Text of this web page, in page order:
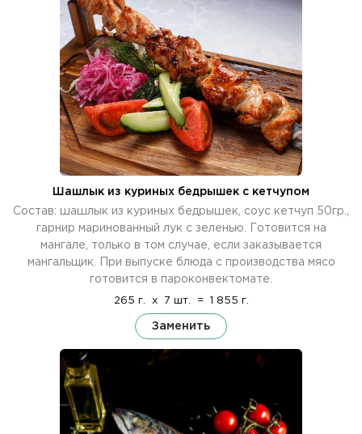
Шашлык из куриных бедрышек с кетчупом
Состав: шашлык из куриных бедрышек, соус кетчуп 50гр.,
гарнир маринованный лук с зеленью. Готовится на
мангале, только в том случае, если заказывается
мангальщик. При выпуске блюда с производства мясо
готовится в пароконвектомате.
265 г. x 7 шт. = 1 855 г.
Заменить